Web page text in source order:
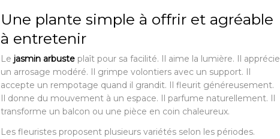
Une plante simple à offrir et agréable
à entretenir
Le jasmin arbusteplaît pour sa facilité. Il aime la lumière. Il apprécie
un arrosage modéré. Il grimpe volontiers avec un support. Il
accepte un rempotage quand il grandit. Il fleurit généreusement.
Il donne du mouvement à un espace. Il parfume naturellement. Il
transforme un balcon ou une pièce en coin chaleureux.
Les fleuristes proposent plusieurs variétés selon les périodes.